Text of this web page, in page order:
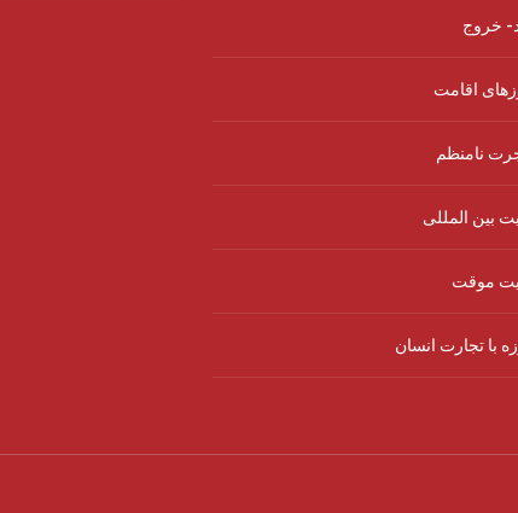
خروج
اقامت
نامنظم
بین المللی
موقت
با تجارت انسان